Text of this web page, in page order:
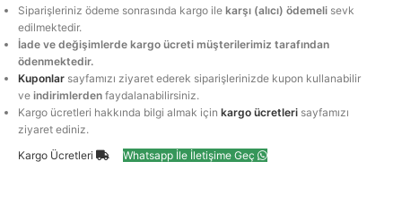
Siparişleriniz ödeme sonrasında kargo ilekarşı (alıcı) ödemeli sevk
edilmektedir.
İade ve değişimlerde kargo ücreti müşterilerimiz tarafından
ödenmektedir.
Kuponlar sayfamızı ziyaret ederek siparişlerinizde kupon kullanabilir
veindirimlerden faydalanabilirsiniz.
Kargo ücretleri hakkında bilgi almak içinkargo ücretleri sayfamızı
ziyaret ediniz.
Kargo Ücretleri
Whatsapp İle İletişime Geç